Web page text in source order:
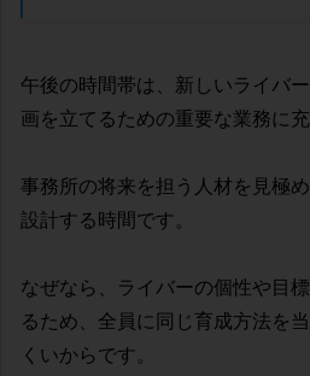
午後の時間帯は、新しいライバ
画を立てるための重要な業務に充
事務所の将来を担う人材を見極
設計する時間です。
なぜなら、ライバーの個性や目
るため、全員に同じ育成方法を
くいからです。